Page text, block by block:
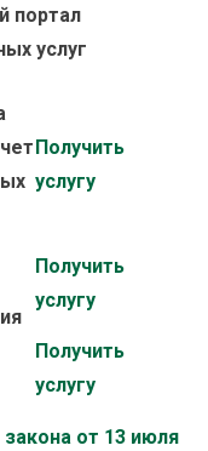
портал
услуг
Получить
услугу
Получить
услугу
Получить
услугу
от 13 июля